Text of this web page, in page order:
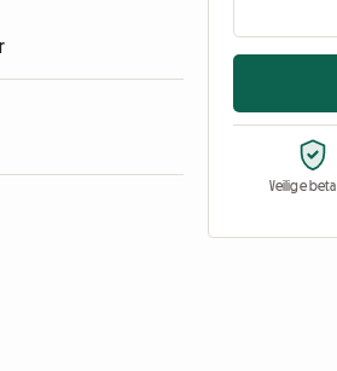
Veilige